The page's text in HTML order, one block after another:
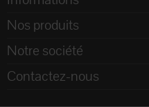
Nos produits
Notre société
Contactez-nous